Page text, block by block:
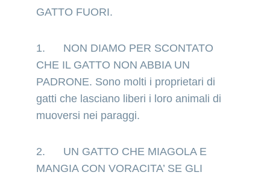
GATTO FUORI.
1.      NON DIAMO PER SCONTATO
CHE IL GATTO NON ABBIA UN
PADRONE. Sono molti i proprietari di
gatti che lasciano liberi i loro animali di
muoversi nei paraggi.
2.      UN GATTO CHE MIAGOLA E
MANGIA CON VORACITA’ SE GLI